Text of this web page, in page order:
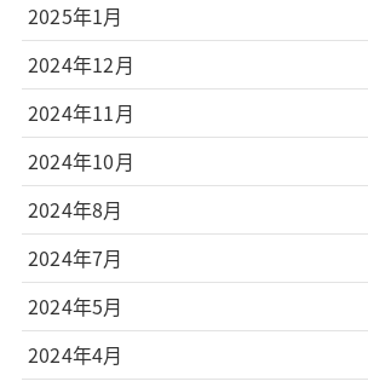
2025年1月
2024年12月
2024年11月
2024年10月
2024年8月
2024年7月
2024年5月
2024年4月